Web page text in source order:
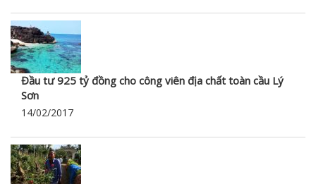
Đầu tư 925 tỷ đồng cho công viên địa chất toàn cầu Lý
Sơn
14/02/2017